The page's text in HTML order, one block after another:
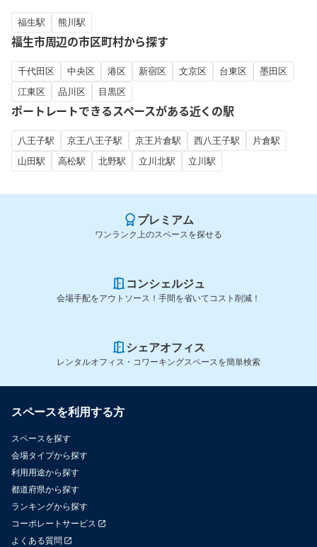
福生駅 熊川駅
福生市周辺の市区町村から探す
千代田区 中央区 港区 新宿区 文京区 台東区
墨田区
江東区
品川区 目黒区
ポートレートできるスペースがある近くの駅
八王子駅 京王八王子駅 京王片倉駅 西八王子駅
片倉駅
山田駅
高松駅 北野駅 立川北駅 立川駅
プレミアム
ワンランク上のスペースを探せる
コンシェルジュ
会場手配をアウトソース！手間を省いてコスト削減！
シェアオフィス
レンタルオフィス・コワーキングスペースを簡単検索
スペースを利用する方
スペースを探す
会場タイプから探す
利用用途から探す
都道府県から探す
ランキングから探す
コーポレートサービス
よくある質問